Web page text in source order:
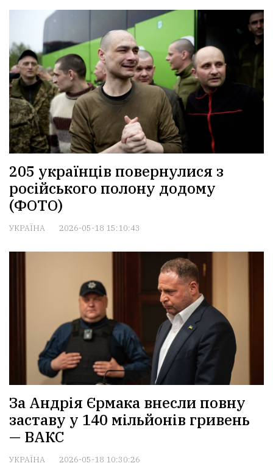
205 українців повернулися з
російського полону додому
(ФОТО)
УКРАЇНА 2026-05-18 15:10:43
За Андрія Єрмака внесли повну
заставу у 140 мільйонів гривень
— ВАКС
УКРАЇНА 2026-05-18 10:30:26